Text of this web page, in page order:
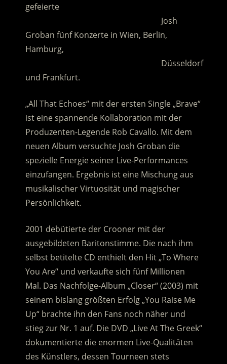
gefeierte
Josh
Groban fünf Konzerte in Wien, Berlin,
Hamburg,
Düsseldorf
und Frankfurt.
„All That Echoes“ mit der ersten Single „Brave“
ist eine spannende Kollaboration mit der
Produzenten-Legende Rob Cavallo. Mit dem
neuen Album versuchte Josh Groban die
spezielle Energie seiner Live-Performances
einzufangen. Ergebnis ist eine Mischung aus
musikalischer Virtuosität und magischer
Persönlichkeit.
2001 debütierte der Crooner mit der
ausgebildeten Baritonstimme. Die nach ihm
selbst betitelte CD enthielt den Hit „To Where
You Are“ und verkaufte sich fünf Millionen
Mal. Das Nachfolge-Album „Closer“ (2003) mit
seinem bislang größten Erfolg „You Raise Me
Up“ brachte ihn den Fans noch näher und
stieg zur Nr. 1 auf. Die DVD „Live At The Greek“
dokumentierte die enormen Live-Qualitäten
des Künstlers, dessen Tourneen stets